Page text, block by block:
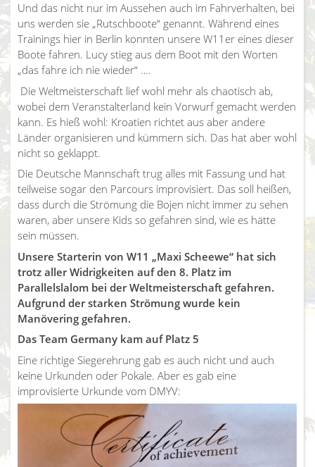
Und das nicht nur im Aussehen auch im Fahrverhalten, bei
uns werden sie „Rutschboote“ genannt. Während eines
Trainings hier in Berlin konnten unsere W11er eines dieser
Boote fahren. Lucy stieg aus dem Boot mit den Worten
„das fahre ich nie wieder“ ….
Die Weltmeisterschaft lief wohl mehr als chaotisch ab,
wobei dem Veranstalterland kein Vorwurf gemacht werden
kann. Es hieß wohl: Kroatien richtet aus aber andere
Länder organisieren und kümmern sich. Das hat aber wohl
nicht so geklappt.
Die Deutsche Mannschaft trug alles mit Fassung und hat
teilweise sogar den Parcours improvisiert. Das soll heißen,
dass durch die Strömung die Bojen nicht immer zu sehen
waren, aber unsere Kids so gefahren sind, wie es hätte
sein müssen.
Unsere Starterin von W11 „Maxi Scheewe“ hat sich
trotz aller Widrigkeiten auf den 8. Platz im
Parallelslalom bei der Weltmeisterschaft gefahren.
Aufgrund der starken Strömung wurde kein
Manövering gefahren.
Das Team Germany kam auf Platz 5
Eine richtige Siegerehrung gab es auch nicht und auch
keine Urkunden oder Pokale. Aber es gab eine
improvisierte Urkunde vom DMYV: